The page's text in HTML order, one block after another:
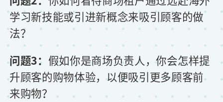
学习新技能或引进新概念来吸引顾客的做
法？
问题3： 假如你是商场负责人，你会怎样提
升顾客的购物体验，以便吸引更多顾客前
来购物？